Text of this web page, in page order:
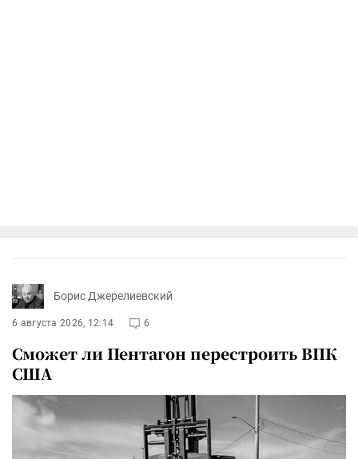
Борис Джерелиевский
6 августа 2026, 12:14 6
Сможет ли Пентагон перестроить ВПК
США